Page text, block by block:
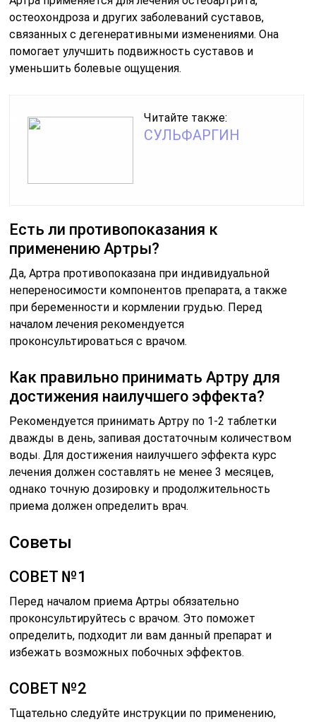
остеохондроза и других заболеваний суставов,
связанных с дегенеративными изменениями. Она
помогает улучшить подвижность суставов и
уменьшить болевые ощущения.
Читайте также:
СУЛЬФАРГИН
Есть ли противопоказания к
применению Артры?
Да, Артра противопоказана при индивидуальной
непереносимости компонентов препарата, а также
при беременности и кормлении грудью. Перед
началом лечения рекомендуется
проконсультироваться с врачом.
Как правильно принимать Артру для
достижения наилучшего эффекта?
Рекомендуется принимать Артру по 1-2 таблетки
дважды в день, запивая достаточным количеством
воды. Для достижения наилучшего эффекта курс
лечения должен составлять не менее 3 месяцев,
однако точную дозировку и продолжительность
приема должен определить врач.
Советы
СОВЕТ №1
Перед началом приема Артры обязательно
проконсультируйтесь с врачом. Это поможет
определить, подходит ли вам данный препарат и
избежать возможных побочных эффектов.
СОВЕТ №2
Тщательно следуйте инструкции по применению,